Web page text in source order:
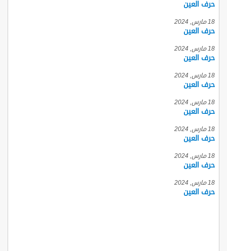
حرف العين
18 مارس, 2024
حرف العين
18 مارس, 2024
حرف العين
18 مارس, 2024
حرف العين
18 مارس, 2024
حرف العين
18 مارس, 2024
حرف العين
18 مارس, 2024
حرف العين
18 مارس, 2024
حرف العين